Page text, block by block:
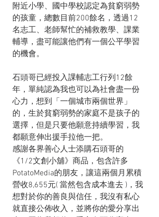
附近小學、國中學校認定為貧窮弱勢
的孩童，總數目前200餘名，透過12
名志工、老師幫忙的補救教學、課業
輔導，盡可能讓他們有一個公平學習
的機會。
石頭哥已經投入課輔志工行列12餘
年，單純認為我也可以為社會盡一份
心力，想到「一個城市兩個世界」
的，生於貧窮弱勢的家庭不是孩子的
選擇，但是只要他願意持續學習，我
都願意伸出援手拉他一把。
感謝各界善心人士添購石頭哥的
《1/2文創小舖》商品，包含許多
PotatoMedia的朋友，讓這兩個月累積
營收8,655元( 當然包含成本進去 )，我
想對於你的善良與信任，我沒有私心
就直接公佈收入，並將你的愛分享出